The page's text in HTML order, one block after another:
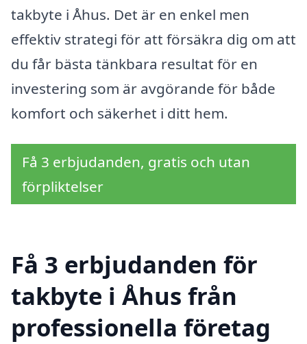
takbyte i Åhus. Det är en enkel men
effektiv strategi för att försäkra dig om att
du får bästa tänkbara resultat för en
investering som är avgörande för både
komfort och säkerhet i ditt hem.
Få 3 erbjudanden, gratis och utan
förpliktelser
Få 3 erbjudanden för
takbyte i Åhus från
professionella företag